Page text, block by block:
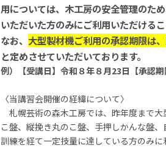
用については、木工房の安全管理のた
いただいた方のみにご利用いただけるこ
なお、 大型製材機ご利用の承認期限は
と定めさせていただいております。
例）【受講日】令和８年８月23日【承認
〈当講習会開催の経緯について〉
札幌芸術の森木工房では、昨年度まで
こ盤、縦挽き丸のこ盤、手押しかんな盤
訓練を経て一定技量に達している方のみに